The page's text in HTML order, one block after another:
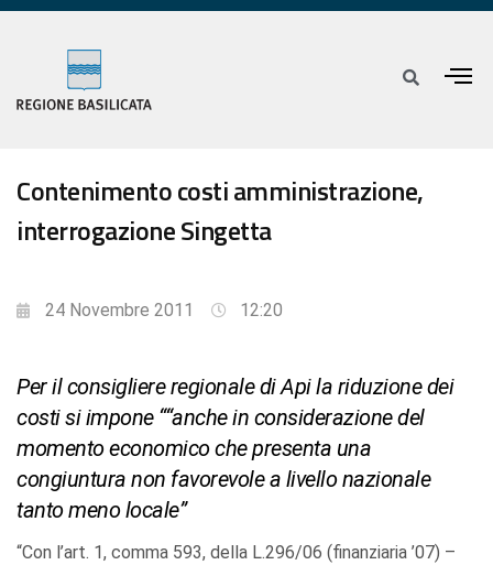
Contenimento costi amministrazione,
interrogazione Singetta
24 Novembre 2011 12:20
Per il consigliere regionale di Api la riduzione dei
costi si impone ““anche in considerazione del
momento economico che presenta una
congiuntura non favorevole a livello nazionale
tanto meno locale”
“Con l’art. 1, comma 593, della L.296/06 (finanziaria ’07) –